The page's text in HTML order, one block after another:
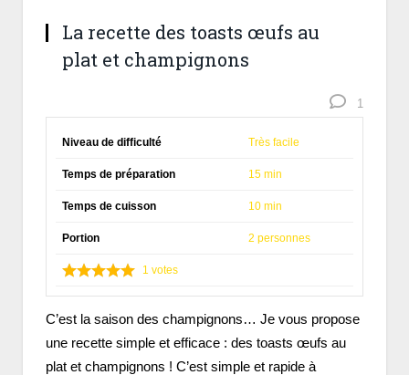
La recette des toasts œufs au
plat et champignons
1
Niveau de difficulté Très facile
Temps de préparation 15 min
Temps de cuisson 10 min
Portion 2 personnes
1 votes
C’est la saison des champignons… Je vous propose
une recette simple et efficace : des toasts œufs au
plat et champignons ! C’est simple et rapide à